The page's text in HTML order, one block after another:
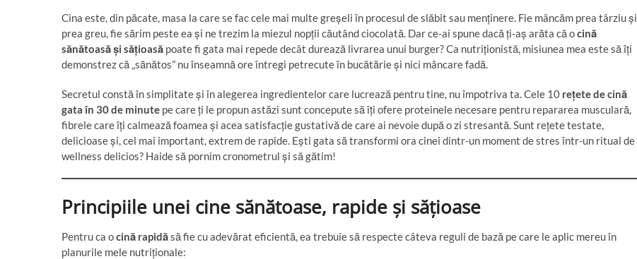
Cina este, din păcate, masa la care se fac cele mai multe greșeli în procesul de slăbit sau menținere. Fie mâncăm prea târziu și
prea greu, fie sărim peste ea și ne trezim la miezul nopții căutând ciocolată. Dar ce-ai spune dacă ți-aș arăta că ocină
sănătoasă și sățioasă poate fi gata mai repede decât durează livrarea unui burger? Ca nutriționistă, misiunea mea este să îți
demonstrez că „sănătos” nu înseamnă ore întregi petrecute în bucătărie și nici mâncare fadă.
Secretul constă în simplitate și în alegerea ingredientelor care lucrează pentru tine, nu împotriva ta. Cele 10 rețete de cină
gata în 30 de minute pe care ți le propun astăzi sunt concepute să îți ofere proteinele necesare pentru repararea musculară,
fibrele care îți calmează foamea și acea satisfacție gustativă de care ai nevoie după o zi stresantă. Sunt rețete testate,
delicioase și, cel mai important, extrem de rapide. Ești gata să transformi ora cinei dintr-un moment de stres într-un ritual de
wellness delicios? Haide să pornim cronometrul și să gătim!
Principiile unei cine sănătoase, rapide și sățioase
Pentru ca ocină rapidăsă fie cu adevărat eficientă, ea trebuie să respecte câteva reguli de bază pe care le aplic mereu în
planurile mele nutriționale: